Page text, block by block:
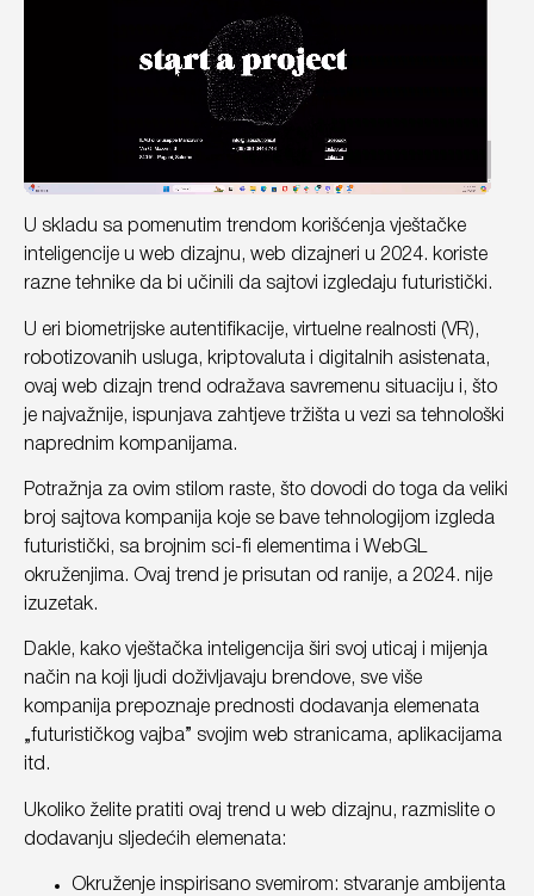
U skladu sa pomenutim trendom korišćenja vještačke
inteligencije u web dizajnu, web dizajneri u 2024. koriste
razne tehnike da bi učinili da sajtovi izgledaju futuristički.
U eri biometrijske autentifikacije, virtuelne realnosti (VR),
robotizovanih usluga, kriptovaluta i digitalnih asistenata,
ovaj web dizajn trend odražava savremenu situaciju i, što
je najvažnije, ispunjava zahtjeve tržišta u vezi sa tehnološki
naprednim kompanijama.
Potražnja za ovim stilom raste, što dovodi do toga da veliki
broj sajtova kompanija koje se bave tehnologijom izgleda
futuristički, sa brojnim sci-fi elementima i WebGL
okruženjima. Ovaj trend je prisutan od ranije, a 2024. nije
izuzetak.
Dakle, kako vještačka inteligencija širi svoj uticaj i mijenja
način na koji ljudi doživljavaju brendove, sve više
kompanija prepoznaje prednosti dodavanja elemenata
„futurističkog vajba” svojim web stranicama, aplikacijama
itd.
Ukoliko želite pratiti ovaj trend u web dizajnu, razmislite o
dodavanju sljedećih elemenata:
Okruženje inspirisano svemirom: stvaranje ambijenta